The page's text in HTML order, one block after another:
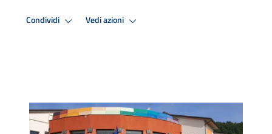
Condividi Vedi azioni